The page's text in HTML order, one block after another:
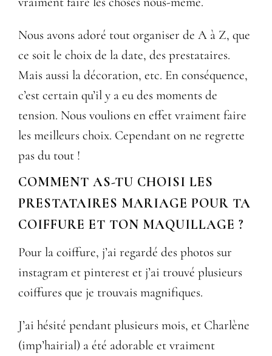
Nous avons adoré tout organiser de A à Z, que
ce soit le choix de la date, des prestataires.
Mais aussi la décoration, etc. En conséquence,
c’est certain qu’il y a eu des moments de
tension. Nous voulions en effet vraiment faire
les meilleurs choix. Cependant on ne regrette
pas du tout !
COMMENT AS-TU CHOISI LES
PRESTATAIRES MARIAGE POUR TA
COIFFURE ET TON MAQUILLAGE ?
Pour la coiffure, j’ai regardé des photos sur
instagram et pinterest et j’ai trouvé plusieurs
coiffures que je trouvais magnifiques.
J’ai hésité pendant plusieurs mois, et Charlène
(imp’hairial) a été adorable et vraiment